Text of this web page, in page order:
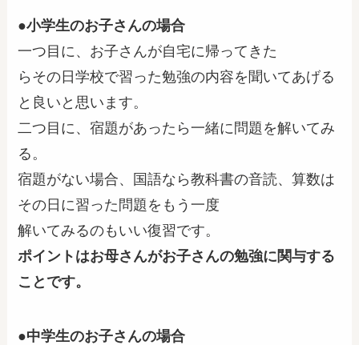
●小学生のお子さんの場合
一つ目に、お子さんが自宅に帰ってきた
らその日学校で習った勉強の内容を聞いてあげる
と良いと思います。
二つ目に、宿題があったら一緒に問題を解いてみ
る。
宿題がない場合、国語なら教科書の音読、算数は
その日に習った問題をもう一度
解いてみるのもいい復習です。
ポイントはお母さんがお子さんの勉強に関与する
ことです。
●中学生のお子さんの場合